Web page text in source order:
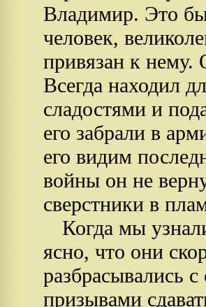
Владимир. Это
человек,
привязан к нему.
Всегда находил
сладостями и
его забрали в
его видим
войны он не
сверстники в
Когда мы
ясно, что они
разбрасывались
призывами